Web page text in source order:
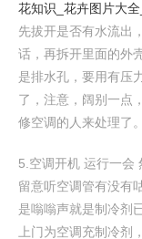
花知识_花卉图片大
先拔开是否有水流出，
话，再拆开里面的外
是排水孔，要用有压
了，注意，阔别一点
修空调的人来处理了。
5.空调开机 运行一会
留意听空调管有没有
是嗡嗡声就是制冷剂
上门为空调充制冷剂